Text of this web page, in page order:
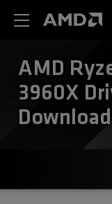
AMD
3960X